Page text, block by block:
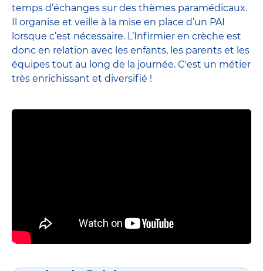
temps d’échanges sur des thèmes paramédicaux.
Il organise et veille à la mise en place d’un PAI
lorsque c’est nécessaire. L’Infirmier en crèche est
donc en relation avec les enfants, les parents et les
équipes tout au long de la journée. C'est un métier
très enrichissant et diversifié !